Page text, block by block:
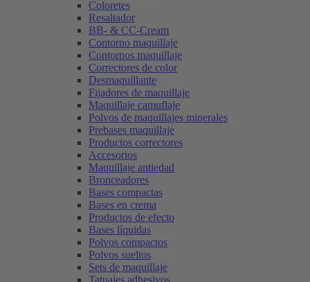
Coloretes
Resaltador
BB- & CC-Cream
Contorno maquillaje
Contornos maquillaje
Correctores de color
Desmaquillante
Fijadores de maquillaje
Maquillaje camuflaje
Polvos de maquillajes minerales
Prebases maquillaje
Productos correctores
Accesorios
Maquillaje antiedad
Bronceadores
Bases compactas
Bases en crema
Productos de efecto
Bases líquidas
Polvos compactos
Polvos sueltos
Sets de maquillaje
Tatuajes adhesivos